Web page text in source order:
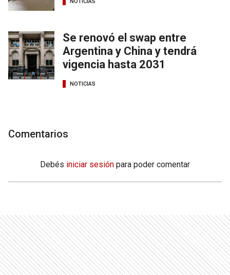
Se renovó el swap entre
Argentina y China y tendrá
vigencia hasta 2031
NOTICIAS
Comentarios
Debés iniciar sesión para poder comentar